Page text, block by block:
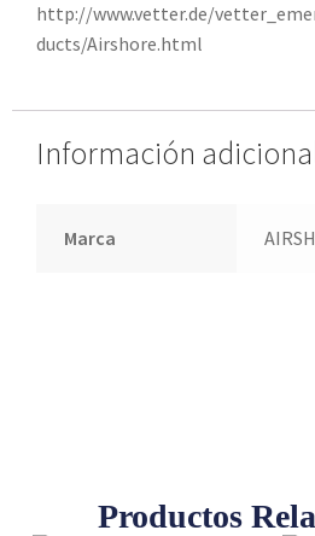
http://www.vetter.de/
ducts/Airshore.html
Información
Marca
Productos